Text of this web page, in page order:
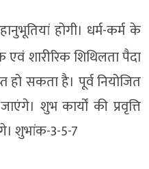
होगी। धर्म-कर्म के
एवं शारीरिक शिथिलता पैदा
सकता है। पूर्व नियोजित
शुभ कार्यों की प्रवृत्ति
शुभांक-3-5-7